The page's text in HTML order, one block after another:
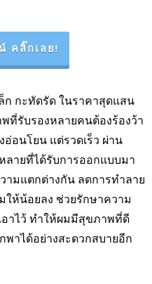
คลิ๊กเลย!
ก กะทัดรัด ในราคาสุดแสน
ที่รับรองหลายคนต้องร้องว้า
อ่อนโยน แต่รวดเร็ว ผ่าน
ายที่ได้รับการออกแบบมา
ามแตกต่างกัน ลดการทำลาย
ให้น้อยลง ช่วยรักษาความ
าไว้ ทำให้ผมมีสุขภาพที่ดี
าได้อย่างสะดวกสบายอีก